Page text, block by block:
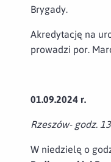
Brygady.
Akredytację na
prowadzi por.
01.09.2024 r.
Rzeszów- godz.
W niedzielę o